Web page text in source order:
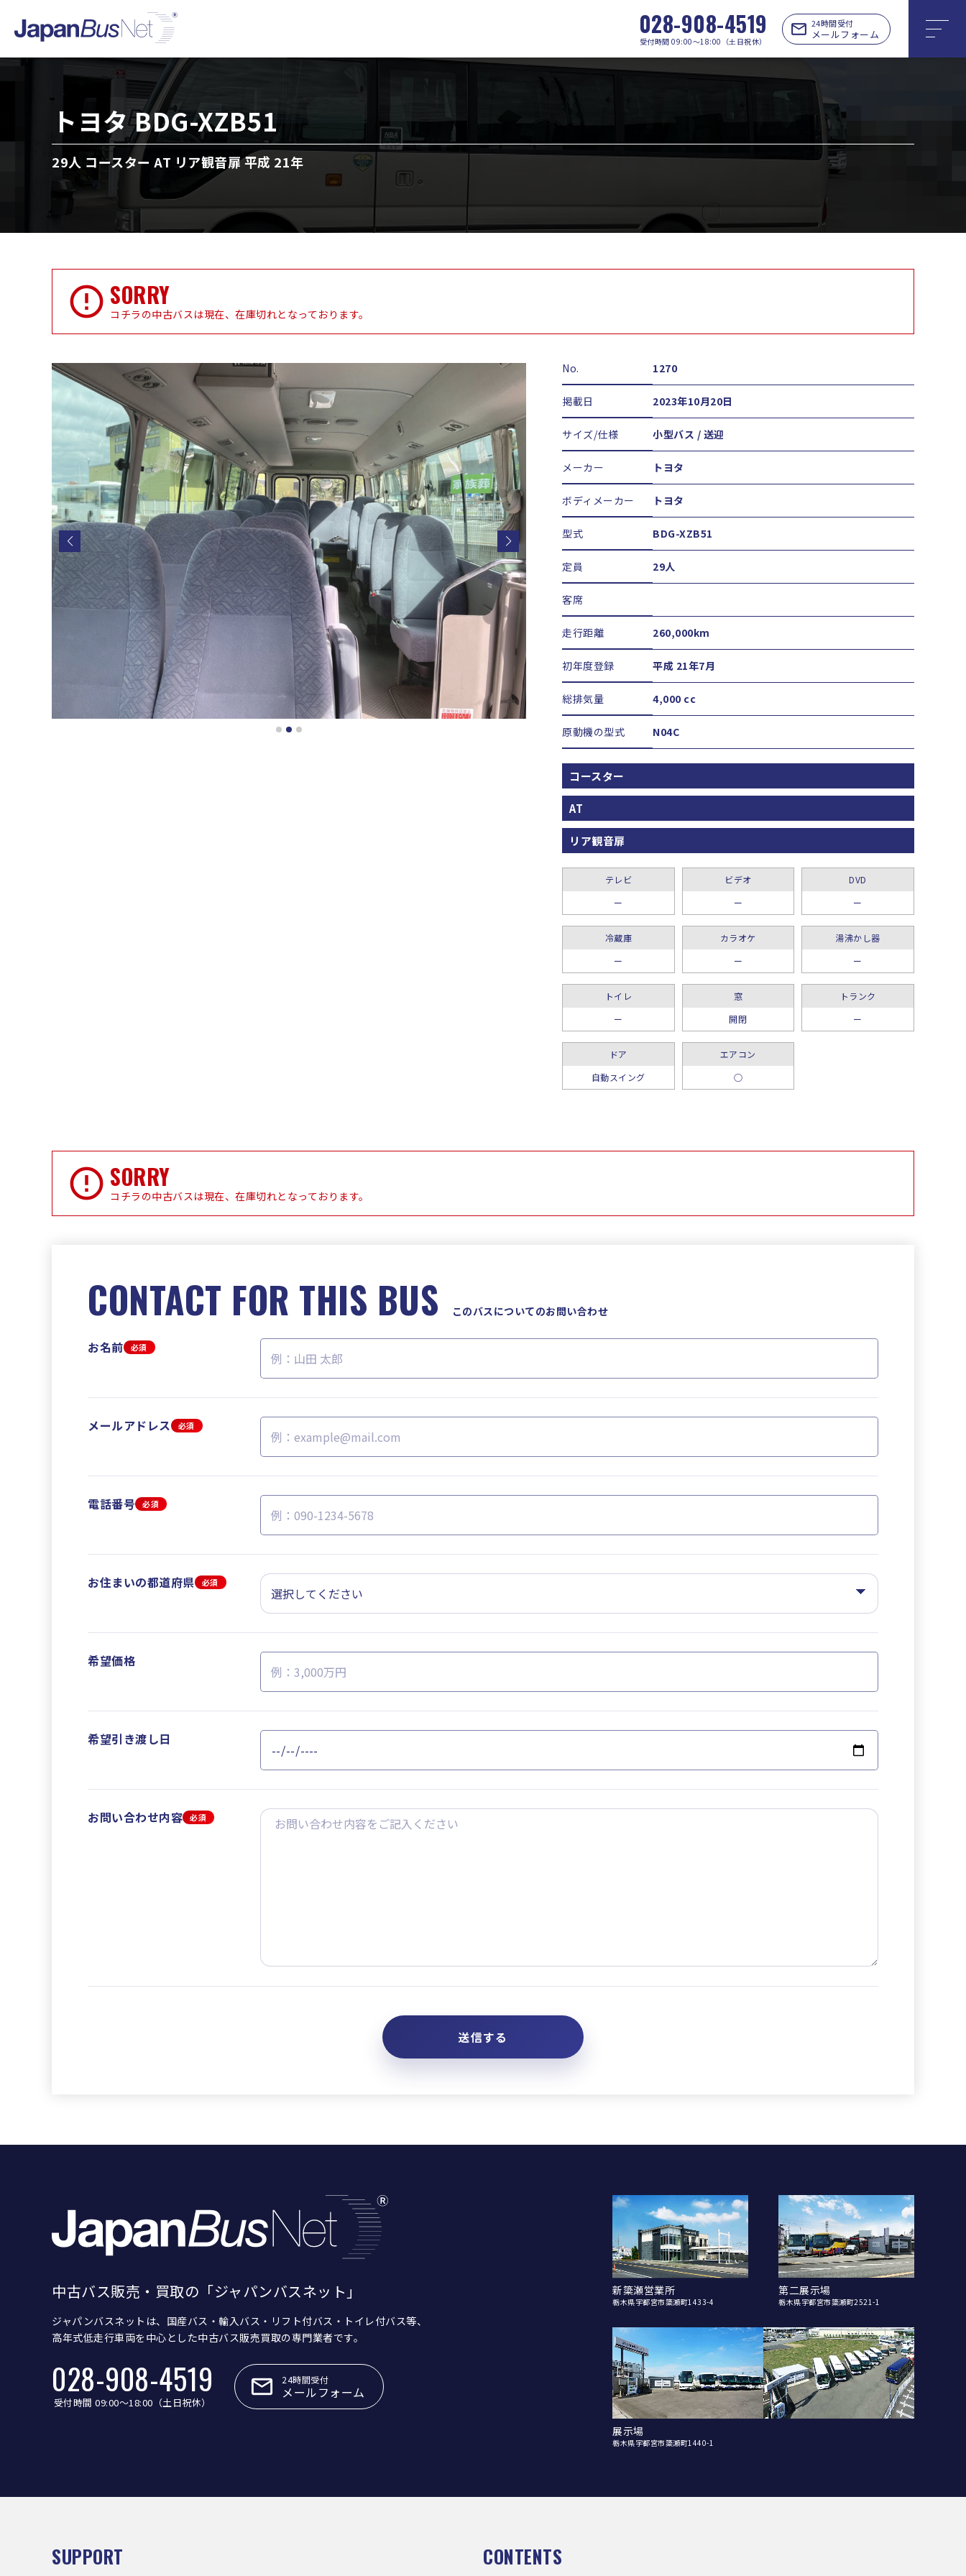
028-908-4519
受付時間 09:00〜18:00（土日祝休）
24時間受付
メールフォーム
トヨタ BDG-XZB51
29人 コースター AT リア観音扉 平成 21年
SORRY
コチラの中古バスは現在、在庫切れとなっております。
No. 1270
掲載日 2023年10月20日
サイズ/仕様 小型バス / 送迎
メーカー トヨタ
ボディメーカー トヨタ
型式 BDG-XZB51
定員 29人
客席
走行距離 260,000km
初年度登録 平成 21年7月
総排気量 4,000 cc
原動機の型式 N04C
コースター
AT
リア観音扉
テレビ
ー
ビデオ
ー
DVD
ー
冷蔵庫
ー
カラオケ
ー
湯沸かし器
ー
トイレ
ー
窓
開閉
トランク
ー
ドア
自動スイング
エアコン
○
SORRY
コチラの中古バスは現在、在庫切れとなっております。
CONTACT FOR THIS BUS このバスについてのお問い合わせ
お名前 必須
メールアドレス 必須
電話番号 必須
お住まいの都道府県 必須
希望価格
希望引き渡し日
お問い合わせ内容 必須
中古バス販売・買取の「ジャパンバスネット」
ジャパンバスネットは、国産バス・輸入バス・リフト付バス・トイレ付バス等、
高年式低走行車両を中心とした中古バス販売買取の専門業者です。
028-908-4519
受付時間 09:00〜18:00（土日祝休）
24時間受付
メールフォーム
新簗瀬営業所
栃木県宇都宮市簗瀬町1433-4
第二展示場
栃木県宇都宮市簗瀬町2521-1
展示場
栃木県宇都宮市簗瀬町1440-1
SUPPORT CONTENTS